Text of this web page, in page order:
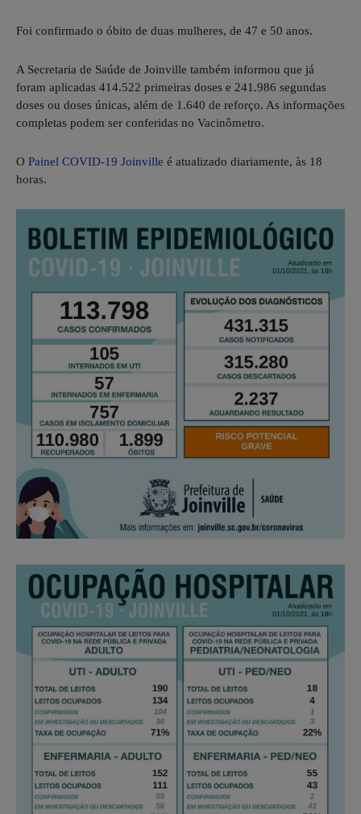
Foi confirmado o óbito de duas mulheres, de 47 e 50 anos.
A Secretaria de Saúde de Joinville também informou que já
foram aplicadas 414.522 primeiras doses e 241.986 segundas
doses ou doses únicas, além de 1.640 de reforço. As informações
completas podem ser conferidas no Vacinômetro.
O Painel COVID-19 Joinville é atualizado diariamente, às 18
horas.